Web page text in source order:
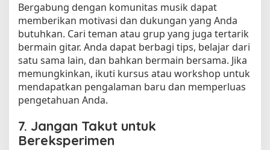
Bergabung dengan komunitas musik dapat
memberikan motivasi dan dukungan yang Anda
butuhkan. Cari teman atau grup yang juga tertarik
bermain gitar. Anda dapat berbagi tips, belajar dari
satu sama lain, dan bahkan bermain bersama. Jika
memungkinkan, ikuti kursus atau workshop untuk
mendapatkan pengalaman baru dan memperluas
pengetahuan Anda.
7. Jangan Takut untuk
Bereksperimen